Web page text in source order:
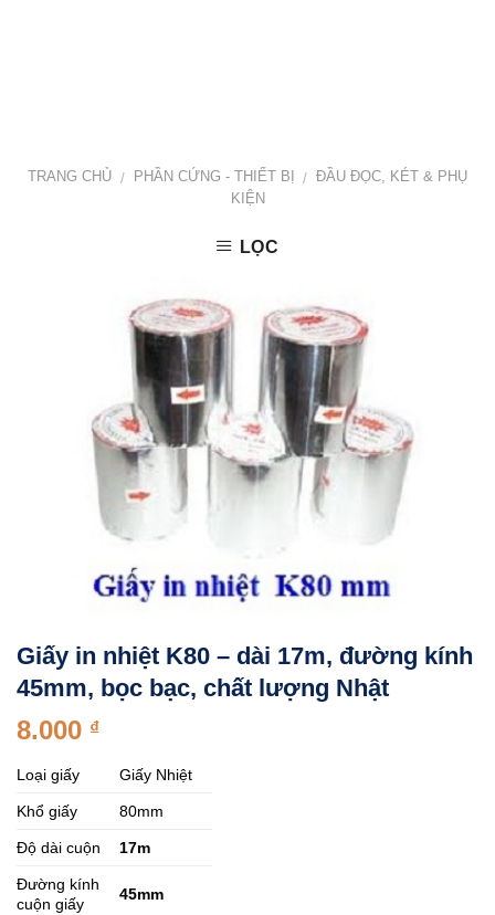
TRANG CHỦ / PHẦN CỨNG - THIẾT BỊ / ĐẦU ĐỌC, KÉT & PHỤ
KIỆN
LỌC
Giấy in nhiệt K80 – dài 17m, đường kính
45mm, bọc bạc, chất lượng Nhật
8.000 ₫
Loại giấy Giấy Nhiệt
Khổ giấy 80mm
Độ dài cuộn 17m
Đường kính
cuộn giấy
45mm